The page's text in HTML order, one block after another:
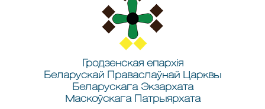
Гродзенская епархія
Беларускай Праваслаўнай Царквы
Беларускага Экзархата
Маскоўскага Патрыярхата